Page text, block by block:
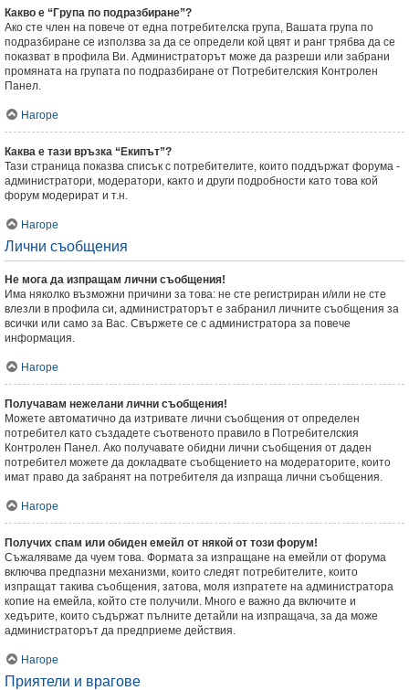
Какво е “Група по подразбиране”?
Ако сте член на повече от една потребителска група, Вашата група по
подразбиране се използва за да се определи кой цвят и ранг трябва да се
показват в профила Ви. Администраторът може да разреши или забрани
промяната на групата по подразбиране от Потребителския Контролен
Панел.
Нагоре
Каква е тази връзка “Екипът”?
Тази страница показва списък с потребителите, които поддържат форума -
администратори, модератори, както и други подробности като това кой
форум модерират и т.н.
Нагоре
Лични съобщения
Не мога да изпращам лични съобщения!
Има няколко възможни причини за това: не сте регистриран и/или не сте
влезли в профила си, администраторът е забранил личните съобщения за
всички или само за Вас. Свържете се с администратора за повече
информация.
Нагоре
Получавам нежелани лични съобщения!
Можете автоматично да изтривате лични съобщения от определен
потребител като създадете съотвеното правило в Потребителския
Контролен Панел. Ако получавате обидни лични съобщения от даден
потребител можете да докладвате съобщението на модераторите, които
имат право да забранят на потребителя да изпраща лични съобщения.
Нагоре
Получих спам или обиден емейл от някой от този форум!
Съжаляваме да чуем това. Формата за изпращане на емейли от форума
включва предпазни механизми, които следят потребителите, които
изпращат такива съобщения, затова, моля изпратете на администратора
копие на емейла, който сте получили. Много е важно да включите и
хедърите, които съдържат пълните детайли на изпращача, за да може
администраторът да предприеме действия.
Нагоре
Приятели и врагове